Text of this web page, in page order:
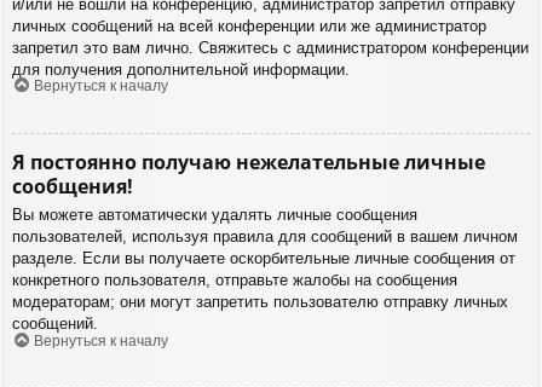
и/или не вошли на конференцию, администратор запретил отправку
личных сообщений на всей конференции или же администратор
запретил это вам лично. Свяжитесь с администратором конференции
для получения дополнительной информации.
Вернуться к началу
Я постоянно получаю нежелательные личные
сообщения!
Вы можете автоматически удалять личные сообщения
пользователей, используя правила для сообщений в вашем личном
разделе. Если вы получаете оскорбительные личные сообщения от
конкретного пользователя, отправьте жалобы на сообщения
модераторам; они могут запретить пользователю отправку личных
сообщений.
Вернуться к началу